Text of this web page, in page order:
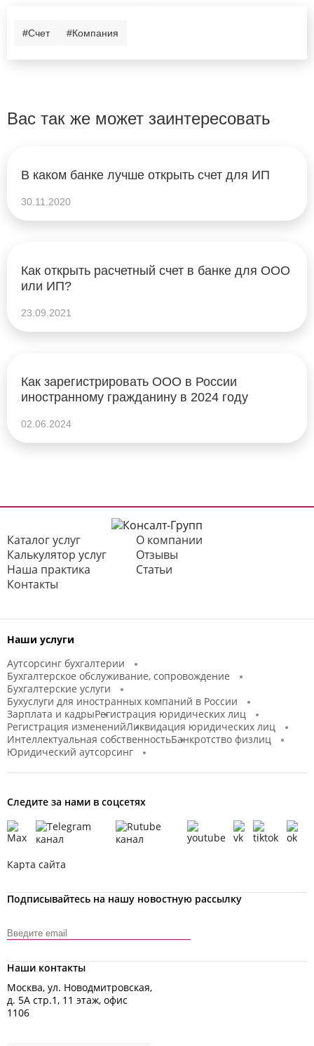
#Счет #Компания
Вас так же может заинтересовать
В каком банке лучше открыть счет для ИП
30.11.2020
Как открыть расчетный счет в банке для ООО
или ИП?
23.09.2021
Как зарегистрировать ООО в России
иностранному гражданину в 2024 году
02.06.2024
Каталог услуг
О компании
Калькулятор услуг
Отзывы
Наша практика
Статьи
Контакты
Наши услуги
Аутсорсинг бухгалтерии
Бухгалтерское обслуживание, сопровождение
Бухгалтерские услуги
Бухуслуги для иностранных компаний в России
Зарплата и кадрыРегистрация юридических лиц
Регистрация измененийЛиквидация юридических лиц
Интеллектуальная собственностьБанкротство физлиц
Юридический аутсорсинг
Следите за нами в соцсетях
Карта сайта
Подписывайтесь на нашу новостную рассылку
Наши контакты
Москва, ул. Новодмитровская,
д. 5А стр.1, 11 этаж, офис
1106